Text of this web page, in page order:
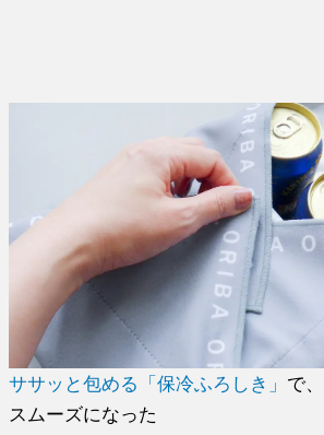
ササッと包める「保冷ふろしき」 で
スムーズになった